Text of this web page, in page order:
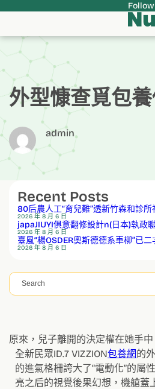
主
外型慷查覓包
admin
原來，兒子離開的決定權在她手
全新民眾ID.7 VIZZION包養網的
的進氣格柵誇大了“電動化”的屬
亮之后的視覺後果幻想，機艙
搜
尋
Recent Posts
80后農人工“育兒難”透新竹森和診所
2026 年 8 月 6 日
japaJIUYI俱意翻修設計n(日本)執政
2026 年 8 月 6 日
臺風“楊OSDER奧斯德德系車柳”已
2026 年 8 月 6 日